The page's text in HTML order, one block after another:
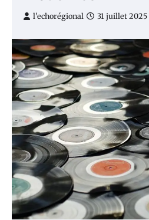
l'echorégional 31 juillet 2025